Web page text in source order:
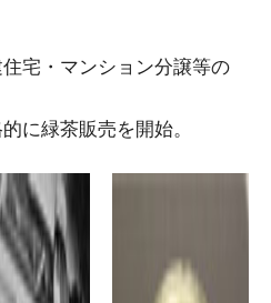
宅・マンション分譲等の
に緑茶販売を開始。